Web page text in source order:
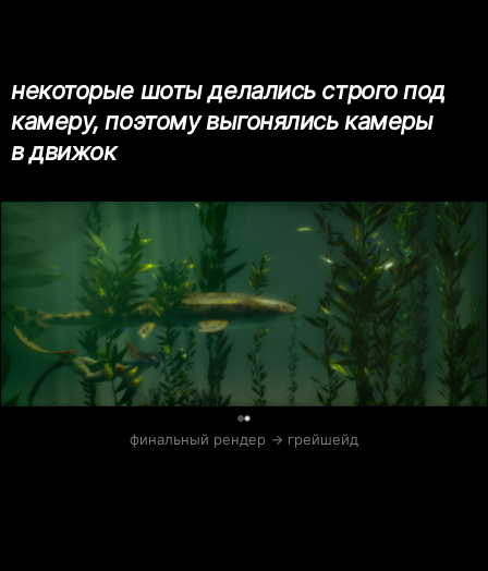
некоторые шоты делались строго под
камеру, поэтому выгонялись камеры
в движок
финальный рендер -> грейшейд